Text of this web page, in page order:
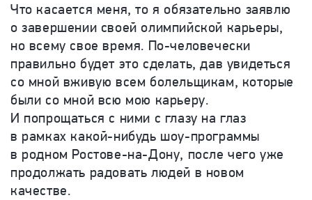
Что касается меня, то я обязательно заявлю
о завершении своей олимпийской карьеры,
но всему свое время. По-человечески
правильно будет это сделать, дав увидеться
со мной вживую всем болельщикам, которые
были со мной всю мою карьеру.
И попрощаться с ними с глазу на глаз
в рамках какой-нибудь шоу-программы
в родном Ростове-на-Дону, после чего уже
продолжать радовать людей в новом
качестве.